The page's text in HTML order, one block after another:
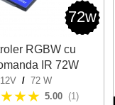
72w
RGBW cu
IR 72W
12V / 72 W
5.00 (1)